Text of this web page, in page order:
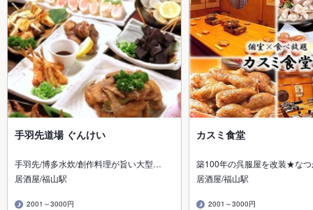
手羽先道場 ぐんけい
手羽先/博多水炊/創作料理が旨い大型…
居酒屋/福山駅
2001～3000円
カスミ食堂
築100年の呉服屋を改装★な
居酒屋/福山駅
2001～3000円